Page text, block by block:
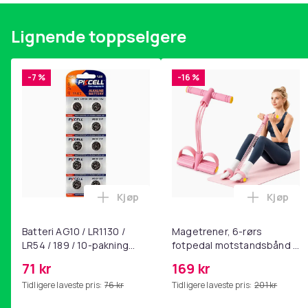
Lignende toppselgere
-7 %
Batteri AG10 / LR1130 /
LR54 / 189 / 10-pakning
71 kr
Tidligere laveste pris: 76 kr
Legg Batteri AG10 / LR1130 / LR54 /
Kjøp
-16 %
Magetrener, 6-rørs
fotpedal motstandsbånd -
yoga og
hjemmegymnastikk Pink
169 kr
Tidligere laveste pris: 201 kr
Legg
Kjøp